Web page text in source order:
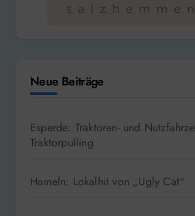
Neue Beiträge
Esperde: Traktoren- und
Traktorpulling
Hameln: Lokalhit von „Ugly Cat“